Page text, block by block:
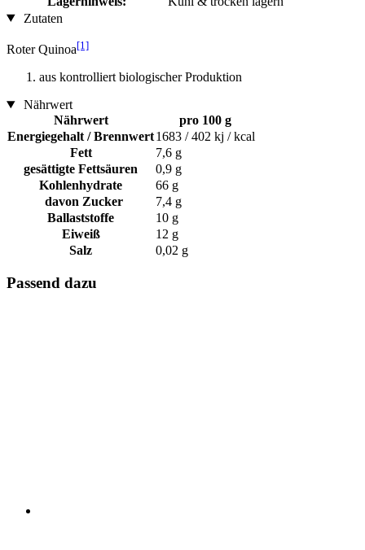
Zutaten
Roter Quinoa[1]
aus kontrolliert biologischer Produktion
Nährwert
Nährwert
pro 100 g
Energiegehalt / Brennwert1683 / 402 kj / kcal
Fett
7,6 g
gesättigte Fettsäuren
0,9 g
Kohlenhydrate
66 g
davon Zucker
7,4 g
Ballaststoffe
10 g
Eiweiß
12 g
Salz
0,02 g
Passend dazu